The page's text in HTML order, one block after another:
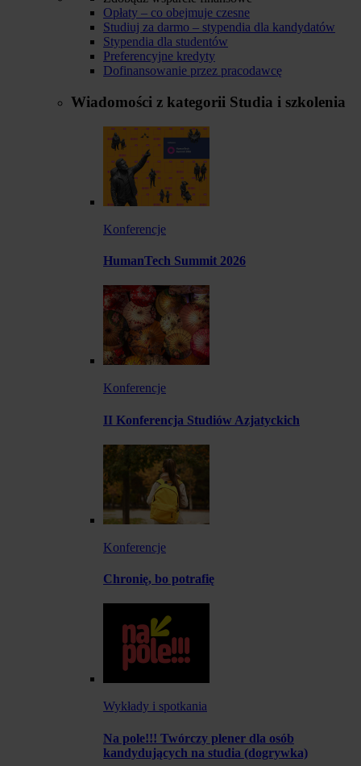
Opłaty – co obejmuje czesne
Studiuj za darmo – stypendia dla kandydatów
Stypendia dla studentów
Preferencyjne kredyty
Dofinansowanie przez pracodawcę
Wiadomości z kategorii Studia i szkolenia
Konferencje
HumanTech Summit 2026
Konferencje
II Konferencja Studiów Azjatyckich
Konferencje
Chronię, bo potrafię
Wykłady i spotkania
Na pole!!! Twórczy plener dla osób
kandydujących na studia (dogrywka)